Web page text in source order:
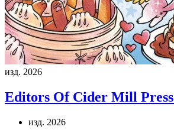
изд. 2026
Editors Of Cider Mill Press
изд. 2026